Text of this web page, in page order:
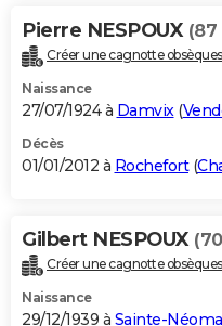
Pierre NESPOUX (87
Créer une cagnotte obsèques
Naissance
27/07/1924 à Damvix(
Décès
01/01/2012 à Rochefort(
Gilbert NESPOUX
Créer une cagnotte obsèques
Naissance
29/12/1939 à Sainte-